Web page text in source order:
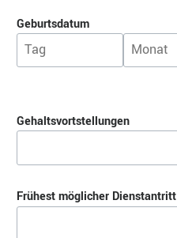
Geburtsdatum
Gehaltsvortstellungen
Frühest möglicher Dienstantritt